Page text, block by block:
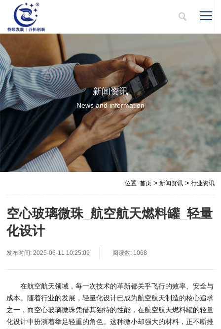
新闻资讯
News and information
位置 :首页> 新闻资讯> 行业资讯
空心玻璃微珠_航空航天燃料罐_轻量
化设计​ ​ ​ ​
发布时间: 2025-06-11 10:25:09 阅读数: 1068
在航空航天领域，每一次技术的革新都关乎飞行的效率、安全与
成本。随着行业的发展，轻量化设计已成为航空航天制造的核心追求
之一，而空心玻璃微珠凭借其独特的性能，在航空航天燃料罐的轻量
化设计中扮演着举足轻重的角色。这种微小却强大的材料，正不断推